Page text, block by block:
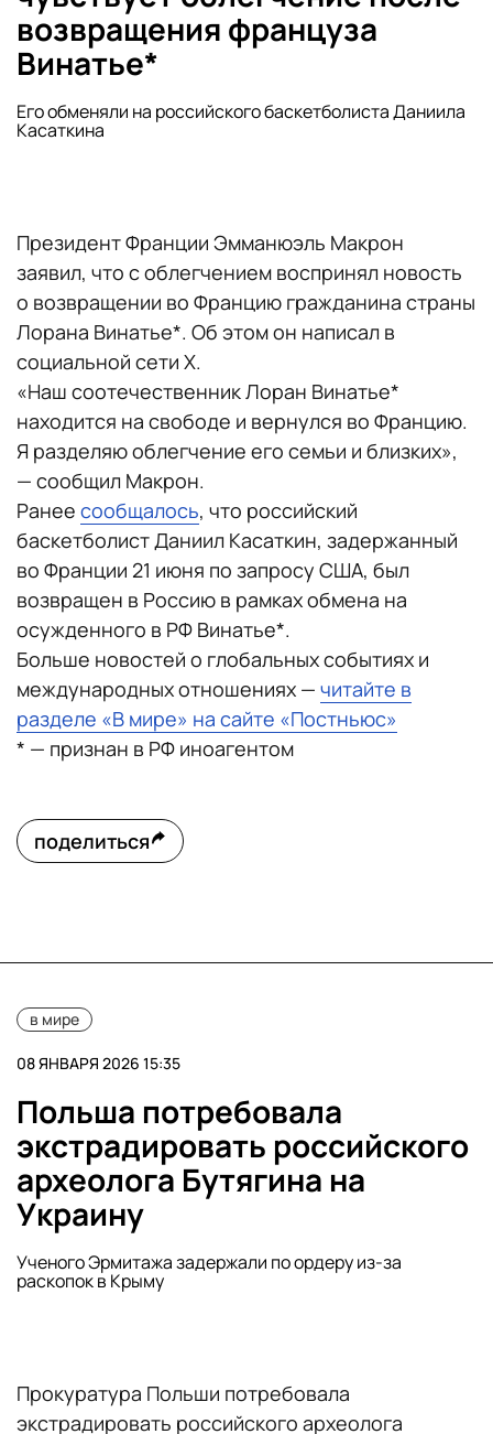
возвращения француза
Винатье*
Его обменяли на российского баскетболиста Даниила
Касаткина
Президент Франции Эмманюэль Макрон
заявил, что с облегчением воспринял новость
о возвращении во Францию гражданина страны
Лорана Винатье*. Об этом он написал в
социальной сети X.
«Наш соотечественник Лоран Винатье*
находится на свободе и вернулся во Францию.
Я разделяю облегчение его семьи и близких»,
— сообщил Макрон.
Ранее сообщалось, что российский
баскетболист Даниил Касаткин, задержанный
во Франции 21 июня по запросу США, был
возвращен в Россию в рамках обмена на
осужденного в РФ Винатье*.
Больше новостей о глобальных событиях и
международных отношениях — читайте в
разделе «В мире» на сайте «Постньюс»
* — признан в РФ иноагентом
поделиться
в мире
08 ЯНВАРЯ 2026 15:35
Польша потребовала
экстрадировать российского
археолога Бутягина на
Украину
Ученого Эрмитажа задержали по ордеру из-за
раскопок в Крыму
Прокуратура Польши потребовала
экстрадировать российского археолога